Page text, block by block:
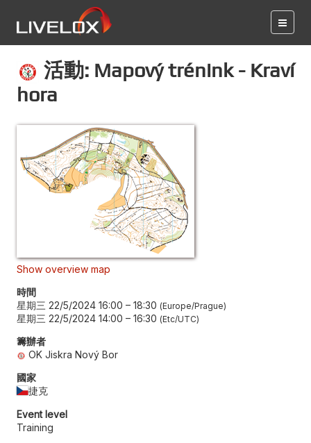
活動: Mapový trénink - Kraví
hora
Show overview map
時間
星期三 22/5/2024 16:00 – 18:30 Europe/Prague
星期三 22/5/2024 14:00 – 16:30 Etc/UTC
籌辦者
OK Jiskra Nový Bor
國家
捷克
Event level
Training